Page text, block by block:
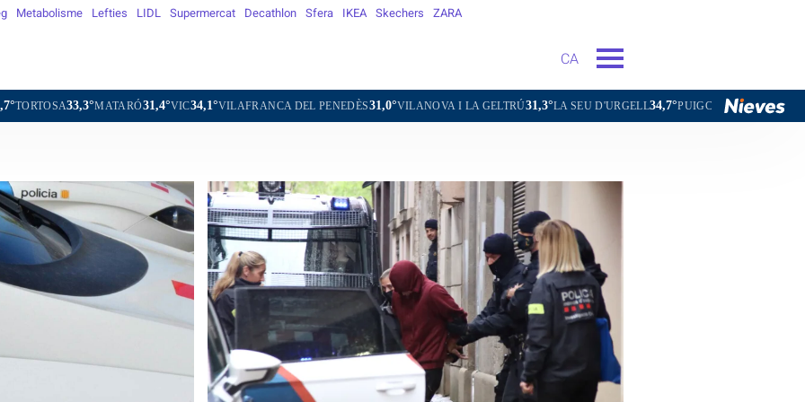
Metabolisme Lefties LIDL Supermercat Decathlon Sfera IKEA Skechers ZARA
CA
31,4°VIC34,1°VILAFRANCA DEL PENEDÈS31,0°VILANOVA I LA GELTRÚ31,3°LA SEU D'URGELL34,7°PUIGCERDÀ26,5°FIGUERES33,5°GANDESA